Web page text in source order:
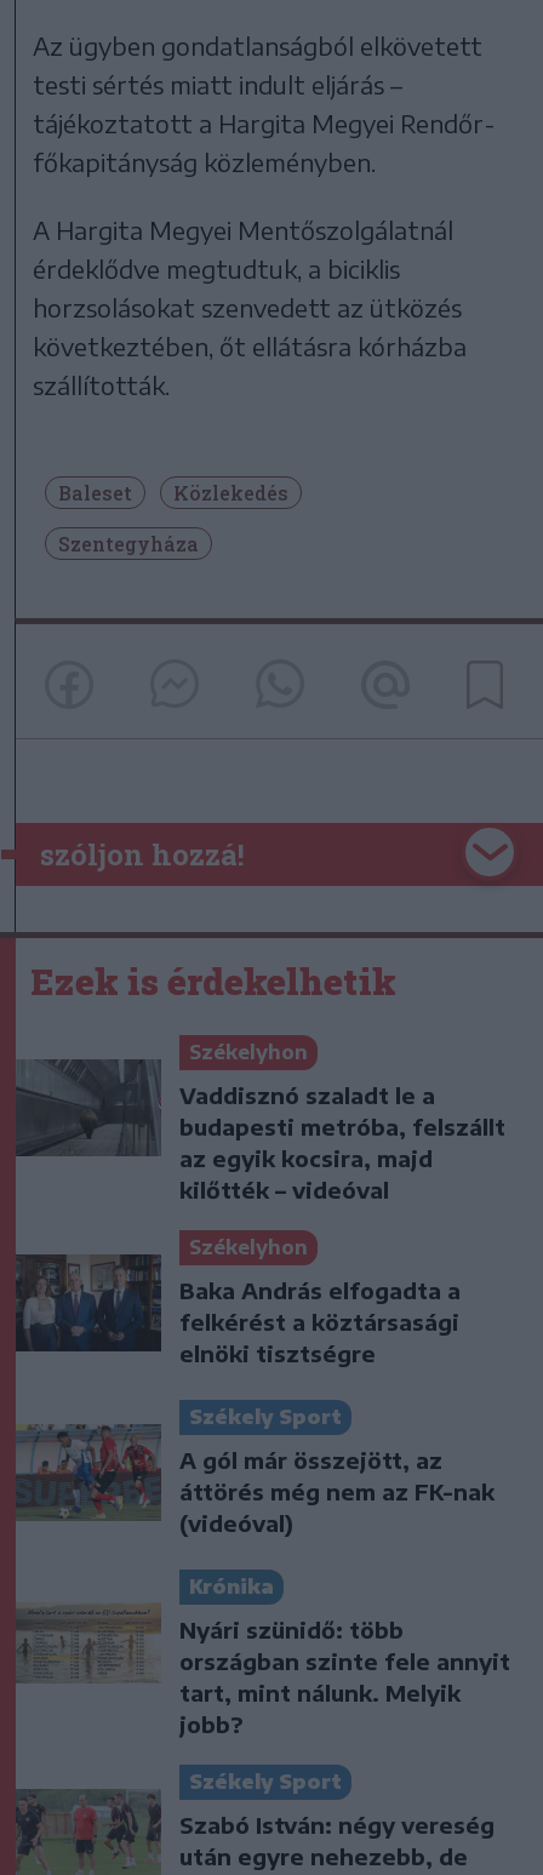
Az ügyben gondatlanságból elkövetett
testi sértés miatt indult eljárás –
tájékoztatott a Hargita Megyei Rendőr-
főkapitányság közleményben.
A Hargita Megyei Mentőszolgálatnál
érdeklődve megtudtuk, a biciklis
horzsolásokat szenvedett az ütközés
következtében, őt ellátásra kórházba
szállították.
Baleset
Közlekedés
Szentegyháza
szóljon hozzá!
Ezek is érdekelhetik
Székelyhon
Vaddisznó szaladt le a
budapesti metróba, felszállt
az egyik kocsira, majd
kilőtték – videóval
Székelyhon
Baka András elfogadta a
felkérést a köztársasági
elnöki tisztségre
Székely Sport
A gól már összejött, az
áttörés még nem az FK-nak
(videóval)
Krónika
Nyári szünidő: több
országban szinte fele annyit
tart, mint nálunk. Melyik
jobb?
Székely Sport
Szabó István: négy vereség
után egyre nehezebb, de